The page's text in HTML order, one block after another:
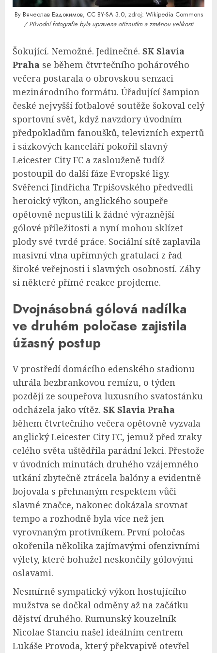
By Вячеслав Евдокимов, CC BY-SA 3.0, zdroj: Wikipedia Commons
/ Původní fotografie byla upravena oříznutím a změnou velikosti
Šokující. Nemožné. Jedinečné. SK Slavia
Praha se během čtvrtečního pohárového
večera postarala o obrovskou senzaci
mezinárodního formátu. Úřadující šampion
české nejvyšší fotbalové soutěže šokoval celý
sportovní svět, když navzdory úvodním
předpokladům fanoušků, televizních expertů
i sázkových kanceláří pokořil slavný
Leicester City FC a zaslouženě tudíž
postoupil do další fáze Evropské ligy.
Svěřenci Jindřicha Trpišovského předvedli
heroický výkon, anglického soupeře
opětovně nepustili k žádné výraznější
gólové příležitosti a nyní mohou sklízet
plody své tvrdé práce. Sociální sítě zaplavila
masivní vlna upřímných gratulací z řad
široké veřejnosti i slavných osobností. Záhy
si některé přímé reakce projdeme.
Dvojnásobná gólová nadílka
ve druhém poločase zajistila
úžasný postup
V prostředí domácího edenského stadionu
uhrála bezbrankovou remízu, o týden
později ze soupeřova luxusního svatostánku
odcházela jako vítěz. SK Slavia Praha
během čtvrtečního večera opětovně vyzvala
anglický Leicester City FC, jemuž před zraky
celého světa uštědřila parádní lekci. Přestože
v úvodních minutách druhého vzájemného
utkání zbytečně ztrácela balóny a evidentně
bojovala s přehnaným respektem vůči
slavné značce, nakonec dokázala srovnat
tempo a rozhodně byla více než jen
vyrovnaným protivníkem. První poločas
okořenila několika zajímavými ofenzivními
výlety, které bohužel neskončily gólovými
oslavami.
Nesmírně sympatický výkon hostujícího
mužstva se dočkal odměny až na začátku
dějství druhého. Rumunský kouzelník
Nicolae Stanciu našel ideálním centrem
Lukáše Provoda, který překvapivě otevřel